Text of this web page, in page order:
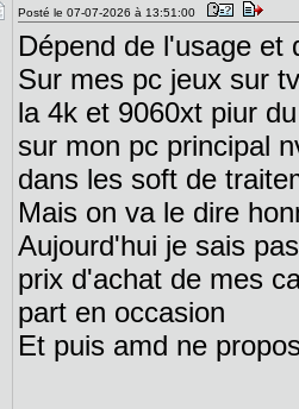
Posté le 07-07-2026 à 13:51:00
Dépend de l'usage et
Sur mes pc jeux sur
la 4k et 9060xt piur
sur mon pc principal
dans les soft de
Mais on va le dire
Aujourd'hui je sais
prix d'achat de mes
part en occasion
Et puis amd ne